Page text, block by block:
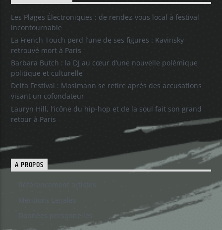
Les Plages Électroniques : de rendez-vous local à festival
incontournable
La French Touch perd l’une de ses figures : Kavinsky
retrouvé mort à Paris
Barbara Butch : la DJ au cœur d’une nouvelle polémique
politique et culturelle
Delta Festival : Mosimann se retire après des accusations
visant un cofondateur
Lauryn Hill, l’icône du hip-hop et de la soul fait son grand
retour à Paris
A PROPOS